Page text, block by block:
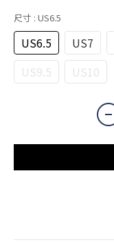
尺寸 : US6.5
US6.5 US7
US9.5
US10